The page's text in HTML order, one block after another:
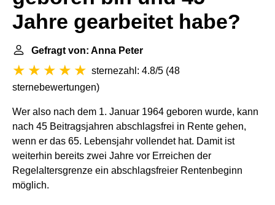
Jahre gearbeitet habe?
Gefragt von: Anna Peter
sternezahl: 4.8/5 (48
sternebewertungen)
Wer also nach dem 1. Januar 1964 geboren wurde, kann
nach 45 Beitragsjahren abschlagsfrei in Rente gehen,
wenn er das 65. Lebensjahr vollendet hat. Damit ist
weiterhin bereits zwei Jahre vor Erreichen der
Regelaltersgrenze ein abschlagsfreier Rentenbeginn
möglich.